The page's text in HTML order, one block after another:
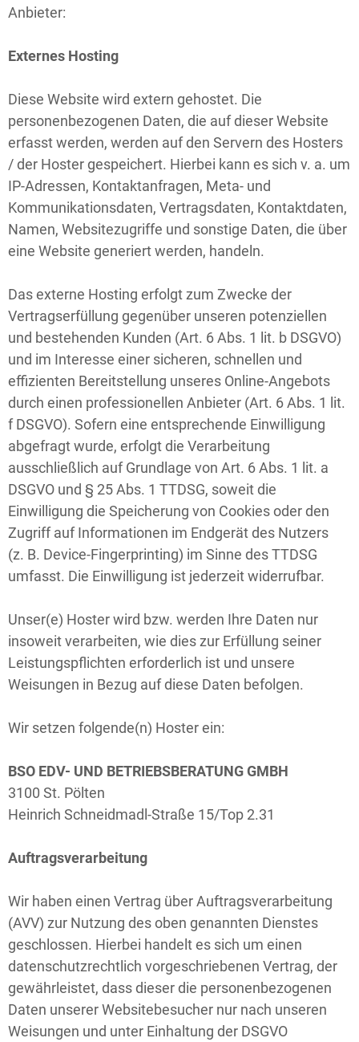
Anbieter:
Externes Hosting
Diese Website wird extern gehostet. Die
personenbezogenen Daten, die auf dieser Website
erfasst werden, werden auf den Servern des Hosters
/ der Hoster gespeichert. Hierbei kann es sich v. a. um
IP-Adressen, Kontaktanfragen, Meta- und
Kommunikationsdaten, Vertragsdaten, Kontaktdaten,
Namen, Websitezugriffe und sonstige Daten, die über
eine Website generiert werden, handeln.
Das externe Hosting erfolgt zum Zwecke der
Vertragserfüllung gegenüber unseren potenziellen
und bestehenden Kunden (Art. 6 Abs. 1 lit. b DSGVO)
und im Interesse einer sicheren, schnellen und
effizienten Bereitstellung unseres Online-Angebots
durch einen professionellen Anbieter (Art. 6 Abs. 1 lit.
f DSGVO). Sofern eine entsprechende Einwilligung
abgefragt wurde, erfolgt die Verarbeitung
ausschließlich auf Grundlage von Art. 6 Abs. 1 lit. a
DSGVO und § 25 Abs. 1 TTDSG, soweit die
Einwilligung die Speicherung von Cookies oder den
Zugriff auf Informationen im Endgerät des Nutzers
(z. B. Device-Fingerprinting) im Sinne des TTDSG
umfasst. Die Einwilligung ist jederzeit widerrufbar.
Unser(e) Hoster wird bzw. werden Ihre Daten nur
insoweit verarbeiten, wie dies zur Erfüllung seiner
Leistungspflichten erforderlich ist und unsere
Weisungen in Bezug auf diese Daten befolgen.
Wir setzen folgende(n) Hoster ein:
BSO EDV- UND BETRIEBSBERATUNG GMBH
3100 St. Pölten
Heinrich Schneidmadl-Straße 15/Top 2.31
Auftragsverarbeitung
Wir haben einen Vertrag über Auftragsverarbeitung
(AVV) zur Nutzung des oben genannten Dienstes
geschlossen. Hierbei handelt es sich um einen
datenschutzrechtlich vorgeschriebenen Vertrag, der
gewährleistet, dass dieser die personenbezogenen
Daten unserer Websitebesucher nur nach unseren
Weisungen und unter Einhaltung der DSGVO